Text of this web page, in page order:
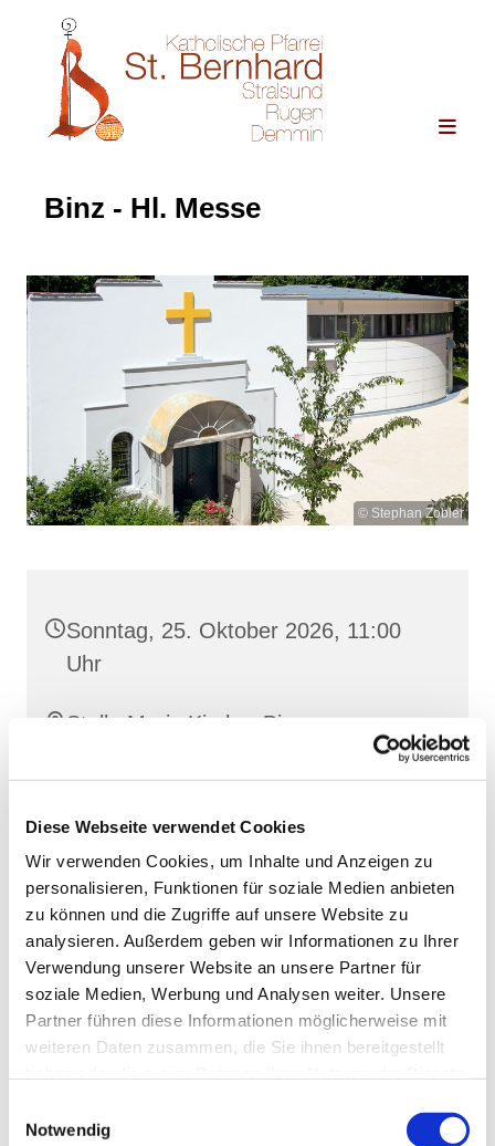
Diese Webseite verwendet Cookies
Wir verwenden Cookies, um Inhalte und Anzeigen zu
personalisieren, Funktionen für soziale Medien anbieten
zu können und die Zugriffe auf unsere Website zu
analysieren. Außerdem geben wir Informationen zu Ihrer
Verwendung unserer Website an unsere Partner für
soziale Medien, Werbung und Analysen weiter. Unsere
Partner führen diese Informationen möglicherweise mit
weiteren Daten zusammen, die Sie ihnen bereitgestellt
Notwendig
Binz - Hl. Messe
© Stephan Zobler
Sonntag, 25. Oktober 2026, 11:00
Uhr
Stella Maris Kirche, Binz,